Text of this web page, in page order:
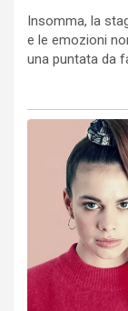
Insomma, la
e le emozioni
una puntata da